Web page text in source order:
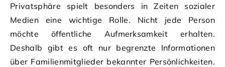
Privatsphäre spielt besonders in Zeiten sozialer
Medien eine wichtige Rolle. Nicht jede Person
möchte öffentliche Aufmerksamkeit erhalten.
Deshalb gibt es oft nur begrenzte Informationen
über Familienmitglieder bekannter Persönlichkeiten.